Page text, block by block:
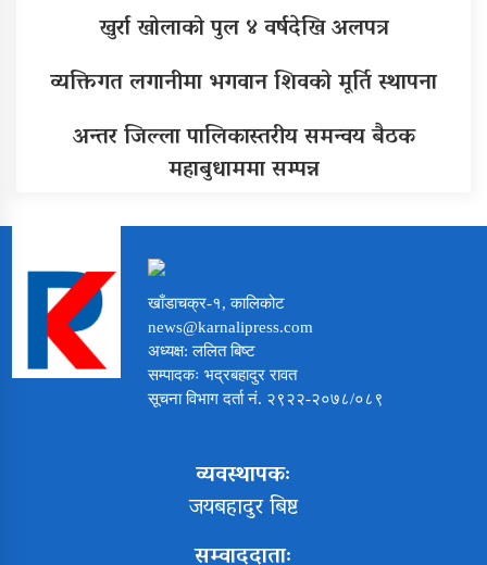
खुर्रा खोलाको पुल ४ वर्षदेखि अलपत्र
व्यक्तिगत लगानीमा भगवान शिवको मूर्ति स्थापना
अन्तर जिल्ला पालिकास्तरीय समन्वय बैठक
महाबुधाममा सम्पन्न
खाँडाचक्र-१, कालिकोट
news@karnalipress.com
अध्यक्ष: ललित बिष्ट
सम्पादकः भद्रबहादुर रावत
सूचना विभाग दर्ता नं. २९२२-२०७८/०८९
व्यवस्थापकः
जयबहादुर बिष्ट